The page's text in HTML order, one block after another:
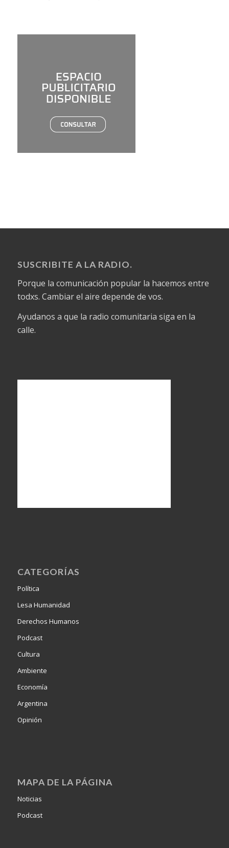
SUSCRIBITE A LA RADIO.
Porque la comunicación popular la hacemos entre
todxs. Cambiar el aire depende de vos.
Ayudanos a que la radio comunitaria siga en la
calle.
CATEGORÍAS
Política
Lesa Humanidad
Derechos Humanos
Podcast
Cultura
Ambiente
Economía
Argentina
Opinión
MAPA DE LA PÁGINA
Noticias
Podcast